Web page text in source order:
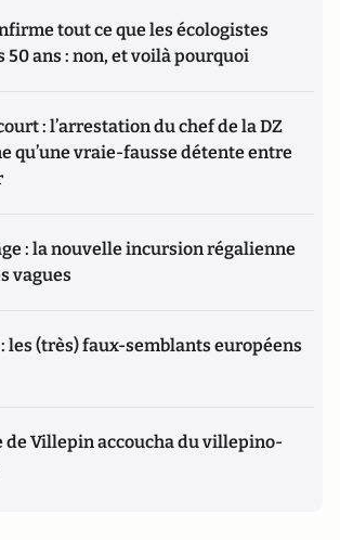
tout ce que les écologistes
ans : non, et voilà pourquoi
: l’arrestation du chef de la DZ
qu’une vraie-fausse détente entre
: la nouvelle incursion régalienne
vagues
les (très) faux-semblants européens
de Villepin accoucha du villepino-